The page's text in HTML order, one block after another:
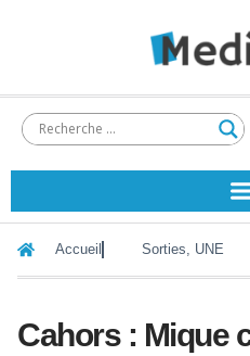
Accueil Sorties, UNE
Cahors : Mique